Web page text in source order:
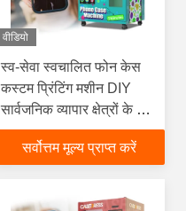
वीडियो
स्व-सेवा स्वचालित फोन केस
कस्टम प्रिंटिंग मशीन DIY
सार्वजनिक व्यापार क्षेत्रों के लिए
बुद्धिमान प्रिंटर
सर्वोत्तम मूल्य प्राप्त करें